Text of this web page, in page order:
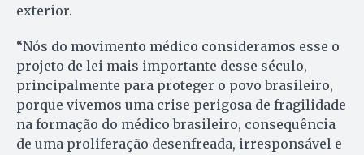
exterior.
“Nós do movimento médico consideramos esse o
projeto de lei mais importante desse século,
principalmente para proteger o povo brasileiro,
porque vivemos uma crise perigosa de fragilidade
na formação do médico brasileiro, consequência
de uma proliferação desenfreada, irresponsável e